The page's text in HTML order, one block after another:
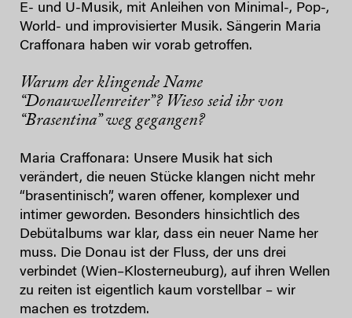
E- und U-Musik, mit Anleihen von Minimal-, Pop-,
World- und improvisierter Musik. Sängerin Maria
Craffonara haben wir vorab getroffen.
Warum der klingende Name
“Donauwellenreiter”? Wieso seid ihr von
“Brasentina” weg gegangen?
Maria Craffonara: Unsere Musik hat sich
verändert, die neuen Stücke klangen nicht mehr
“brasentinisch”, waren offener, komplexer und
intimer geworden. Besonders hinsichtlich des
Debütalbums war klar, dass ein neuer Name her
muss. Die Donau ist der Fluss, der uns drei
verbindet (Wien–Klosterneuburg), auf ihren Wellen
zu reiten ist eigentlich kaum vorstellbar – wir
machen es trotzdem.